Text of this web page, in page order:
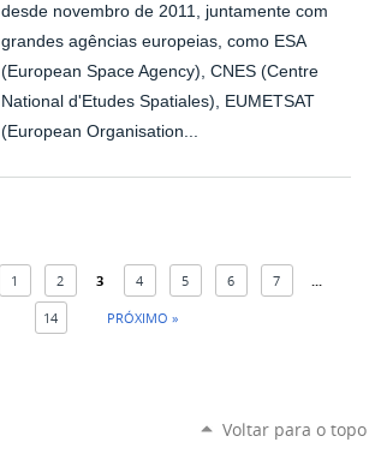
desde novembro de 2011, juntamente com
grandes agências europeias, como ESA
(European Space Agency), CNES (Centre
National d'Etudes Spatiales), EUMETSAT
(European Organisation...
1 2 3 4 5 6 7
14 PRÓXIMO »
Voltar para o topo